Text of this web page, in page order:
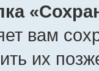
вам
их